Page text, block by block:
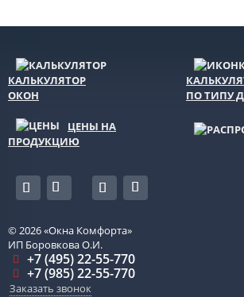
КАЛЬКУЛЯТОР
ОКОН
ПО ТИПУ
ЦЕНЫ НА
ПРОДУКЦИЮ
© 2026«Окна Комфорта»
ИП Боровкова О.И.
+7 (495) 22-55-770
+7 (985) 22-55-770
Заказать звонок